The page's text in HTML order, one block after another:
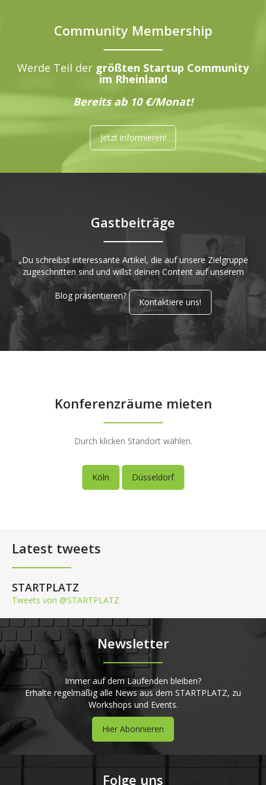
Community Membership
Werde Teil der größten Startup Community
im Rheinland
Bereits ab 10 €/Monat!
Jetzt informieren!
Gastbeiträge
„Du schreibst interessante Artikel, die auf unsere Zielgruppe
zugeschnitten sind und willst deinen Content auf unserem
Blog präsentieren?
Kontaktiere uns!
Konferenzräume mieten
Durch klicken Standort wählen.
Köln Düsseldorf
Latest tweets
STARTPLATZ
Tweets von @STARTPLATZ
Newsletter
Immer auf dem Laufenden bleiben?
Erhalte regelmäßig alle News aus dem STARTPLATZ, zu
Workshops und Events.
Hier Abonnieren
Folge uns